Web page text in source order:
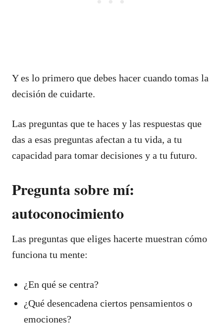
Y es lo primero que debes hacer cuando tomas la
decisión de cuidarte.
Las preguntas que te haces y las respuestas que
das a esas preguntas afectan a tu vida, a tu
capacidad para tomar decisiones y a tu futuro.
Pregunta sobre mí:
autoconocimiento
Las preguntas que eliges hacerte muestran cómo
funciona tu mente:
¿En qué se centra?
¿Qué desencadena ciertos pensamientos o
emociones?